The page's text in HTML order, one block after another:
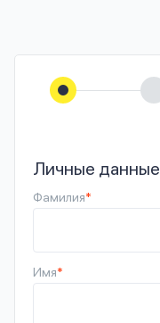
Личные данные
Фамилия*
Имя*